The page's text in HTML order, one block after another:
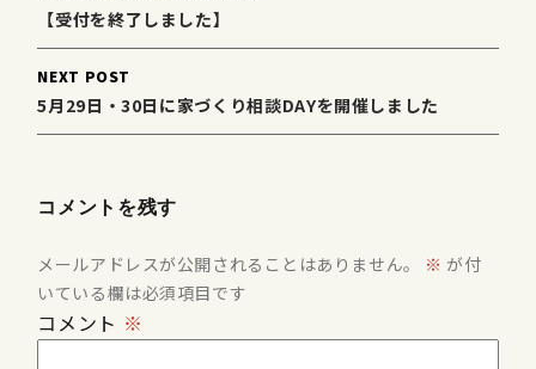
【受付を終了しました】
NEXT POST
5月29日・30日に家づくり相談DAYを開催しました
コメントを残す
メールアドレスが公開されることはありません。 ※ が付
いている欄は必須項目です
コメント ※